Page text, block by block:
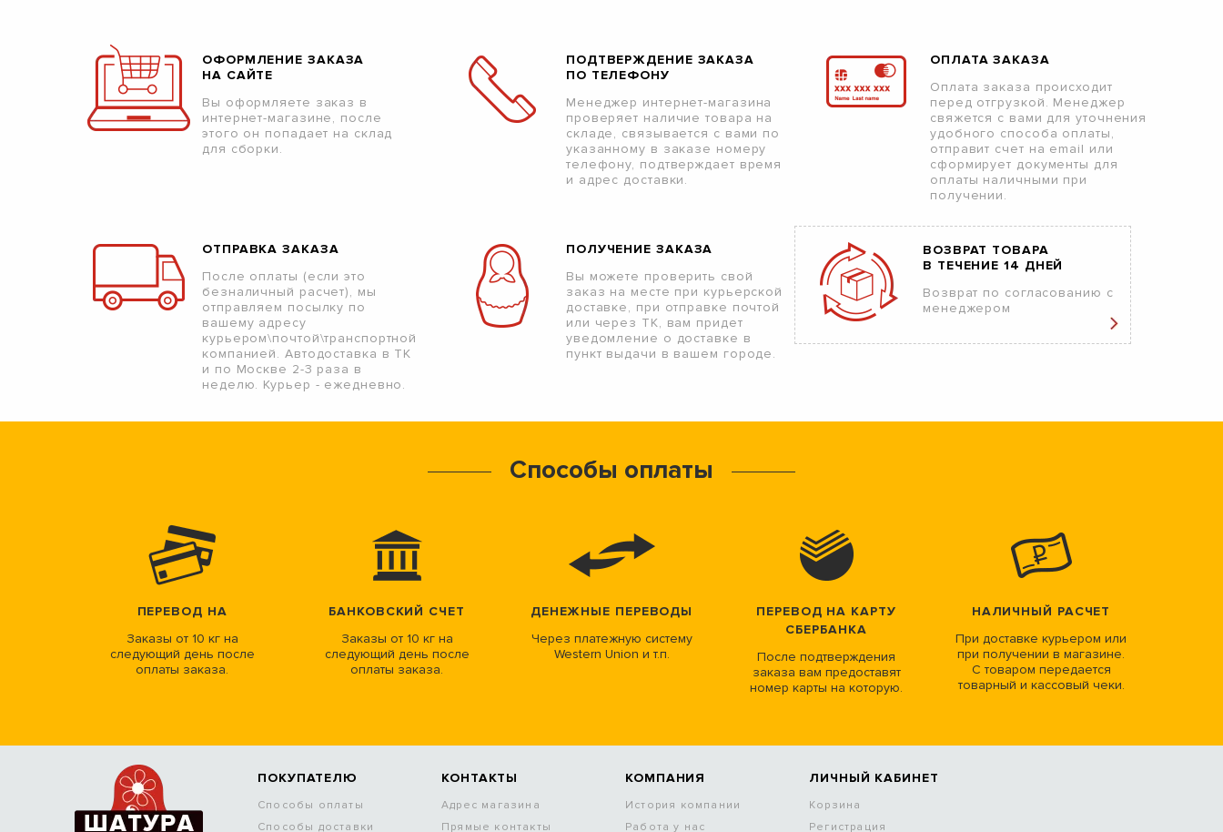
ОФОРМЛЕНИЕ ЗАКАЗА
НА САЙТЕ
Вы оформляете заказ в
интернет-магазине, после
этого он попадает на склад
для сборки.
ПОДТВЕРЖДЕНИЕ ЗАКАЗА
ПО ТЕЛЕФОНУ
Менеджер интернет-магазина
проверяет наличие товара на
складе, связывается с вами по
указанному в заказе номеру
телефону, подтверждает время
и адрес доставки.
ОПЛАТА ЗАКАЗА
Оплата заказа происходит
перед отгрузкой. Менеджер
свяжется с вами для уточнения
удобного способа оплаты,
отправит счет на email или
сформирует документы для
оплаты наличными при
получении.
ОТПРАВКА ЗАКАЗА
После оплаты (если это
безналичный расчет), мы
отправляем посылку по
вашему адресу
курьером\почтой\транспортной
компанией. Автодоставка в ТК
и по Москве 2-3 раза в
неделю. Курьер - ежедневно.
ПОЛУЧЕНИЕ ЗАКАЗА
Вы можете проверить свой
заказ на месте при курьерской
доставке, при отправке почтой
или через ТК, вам придет
уведомление о доставке в
пункт выдачи в вашем городе.
ВОЗВРАТ ТОВАРА
В ТЕЧЕНИЕ 14 ДНЕЙ
Возврат по согласованию с
менеджером
Способы оплаты
ПЕРЕВОД НА
Заказы от 10 кг на
следующий день после
оплаты заказа.
БАНКОВСКИЙ СЧЕТ
Заказы от 10 кг на
следующий день после
оплаты заказа.
ДЕНЕЖНЫЕ ПЕРЕВОДЫ
Через платежную систему
Western Union и т.п.
ПЕРЕВОД НА КАРТУ
СБЕРБАНКА
После подтверждения
заказа вам предоставят
номер карты на которую.
НАЛИЧНЫЙ РАСЧЕТ
При доставке курьером или
при получении в магазине.
С товаром передается
товарный и кассовый чеки.
ПОКУПАТЕЛЮ
Способы оплаты
Способы доставки
КОНТАКТЫ
Адрес магазина
Прямые контакты
КОМПАНИЯ
История компании
Работа у нас
ЛИЧНЫЙ КАБИНЕТ
Корзина
Регистрация